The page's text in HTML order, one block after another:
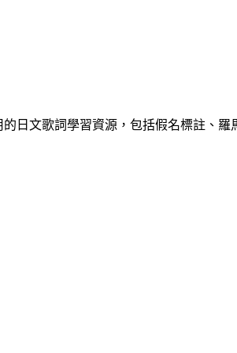
日文歌詞學習資源，包括假名標註、